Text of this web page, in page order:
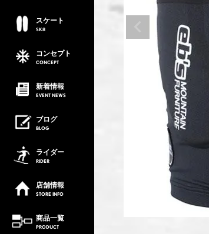
スケート
SK8
コンセプト
CONCEPT
新着情報
EVENT NEWS
ブログ
BLOG
ライダー
RIDER
店舗情報
STORE INFO
商品一覧
PRODUCT